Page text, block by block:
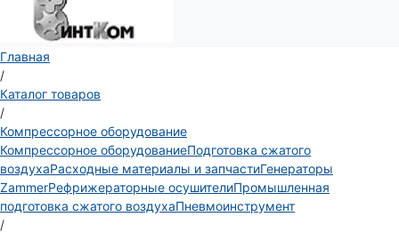
Главная
/
Каталог товаров
/
Компрессорное оборудование
Компрессорное оборудованиеПодготовка сжатого
воздухаРасходные материалы и запчастиГенераторы
ZammerРефрижераторные осушителиПромышленная
подготовка сжатого воздухаПневмоинструмент
/